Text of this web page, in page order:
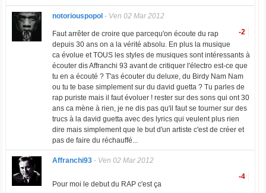
notoriouspopol - Ven 02 Mar 2012
-2
Faut arrêter de croire que parcequ'on écoute du rap
depuis 30 ans on a la vérité absolu. En plus la musique
ca évolue et TOUS les styles de musiques sont intéressants à
écouter dis Affranchi 93 avant de critiquer l'électro est-ce que
tu en a écouté ? T'as écouter du deluxe, du Birdy Nam Nam
ou tu te base simplement sur du david guetta ? Tu parles de
rap puriste mais il faut évoluer ! rester sur des sons qui ont 30
ans ca mène à rien, je ne dis pas qu'il faut se tourner sur des
trucs à la david guetta avec des lyrics qui veulent plus rien
dire mais simplement que le but d'un artiste c'est de créer et
pas de faire du réchauffé...
Affranchi93- Ven 02 Mar 2012
-4
Pour moi le debut du RAP c'est ça